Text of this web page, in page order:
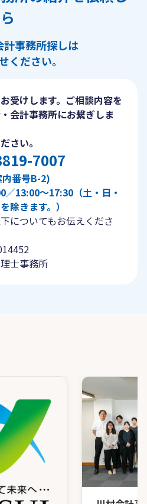
計事務所探しは
ください。
受けします。ご相談内容を
会計事務所にお繋ぎしま
さい。
7007
内番号B-2)
13:00〜17:30（土・日・
除きます。）
についてもお伝えくださ
士事務所